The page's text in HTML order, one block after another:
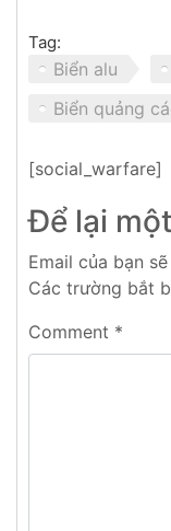
Tag:
Biển alu
Biển quảng
[social_warfare]
Để lại
Email của bạn
Các trường bắt
Comment *